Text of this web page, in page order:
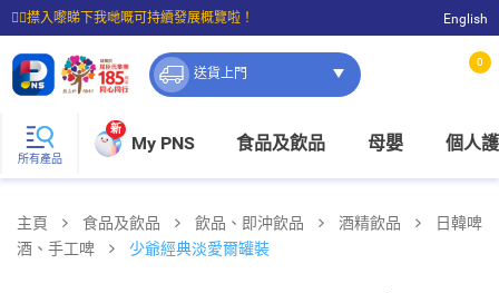
☝🏼㩒入嚟睇下我哋嘅可持續發展概覽啦！
⭐購物滿$399即享免費送貨；滿$100即可免費店取。
English
送貨上門
0
所有產品
新
My PNS 食品及飲品 母嬰 個人
主頁 食品及飲品 飲品、即沖飲品 酒精飲品
日韓啤
酒、手工啤
少爺經典淡愛爾罐裝